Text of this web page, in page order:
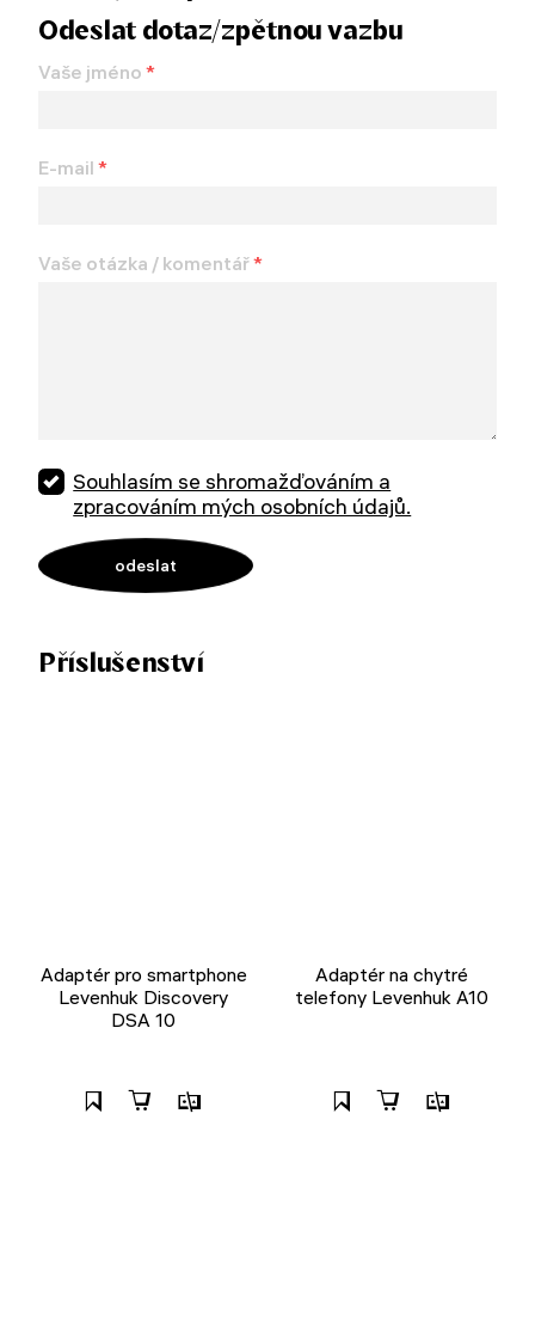
Odeslat dotaz/zpětnou vazbu
Vaše jméno *
E-mail *
Vaše otázka / komentář*
Souhlasím se shromažďováním a
zpracováním mých osobních údajů.
Příslušenství
Adaptér pro smartphone
Levenhuk Discovery
DSA 10
Adaptér na chytré
telefony Levenhuk A10